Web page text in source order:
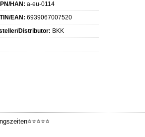
HAN: a-eu-0114
EAN: 6939067007520
Distributor: BKK
⭐⭐⭐⭐⭐